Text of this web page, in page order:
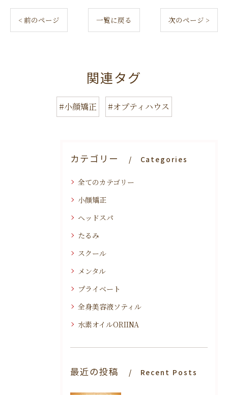
< 前のページ 一覧に戻る 次のページ >
関連タグ
#小顔矯正 #オプティハウス
カテゴリー Categories
全てのカテゴリー
小顔矯正
ヘッドスパ
たるみ
スクール
メンタル
プライベート
全身美容液ソティル
水素オイルORIINA
最近の投稿 Recent Posts